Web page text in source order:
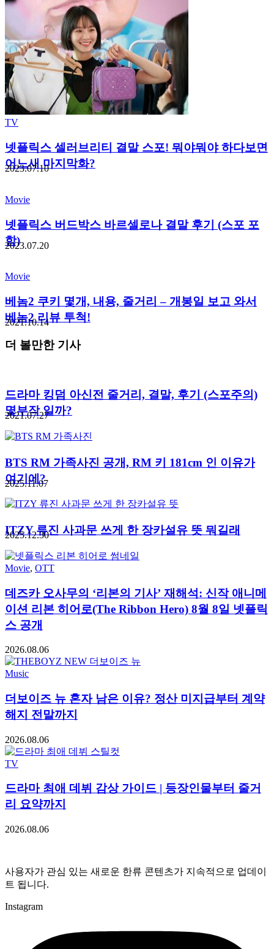
TV
넷플릭스 셀러브리티 결말 스포! 뭐야뭐야 하다보면
어느새 마지막화?
2023.07.10
Movie
넷플릭스 버드박스 바르셀로나 결말 후기 (스포 포
함)
2023.07.20
Movie
베놈2 쿠키 몇개, 내용, 줄거리 – 개봉일 보고 와서
베놈2 리뷰 투척!
2021.10.14
더 볼만한 기사
드라마 킹덤 아신전 줄거리, 결말, 후기 (스포주의)
몇부작 일까?
2021.07.27
BTS RM 가족사진 공개, RM 키 181cm 인 이유가
여기에?
2025.11.07
ITZY 류진 사과문 쓰게 한 장카설유 뜻 뭐길래
2025.12.30
Movie, OTT
데즈카 오사무의 ‘리본의 기사’ 재해석: 신작 애니메
이션 리본 히어로(The Ribbon Hero) 8월 8일 넷플릭
스 공개
2026.08.06
Music
더보이즈 뉴 혼자 남은 이유? 정산 미지급부터 계약
해지 전말까지
2026.08.06
TV
드라마 최애 데뷔 감상 가이드 | 등장인물부터 줄거
리 요약까지
2026.08.06
사용자가 관심 있는 새로운 한류 콘텐츠가 지속적으로 업데이
트 됩니다.
Instagram